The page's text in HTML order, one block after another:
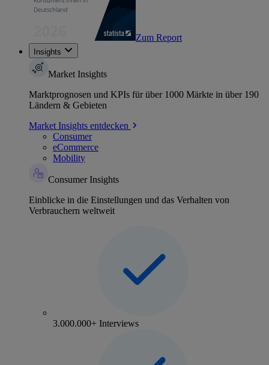
Zum Report
Insights
Market Insights
Marktprognosen und KPIs für über 1000 Märkte in über 190
Ländern & Gebieten
Market Insights entdecken
Consumer
eCommerce
Mobility
Consumer Insights
Einblicke in die Einstellungen und das Verhalten von
Verbrauchern weltweit
3.000.000+ Interviews